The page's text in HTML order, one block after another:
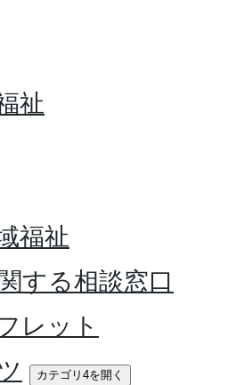
祉
福祉
する相談窓口
レット
カテゴリ4を開く